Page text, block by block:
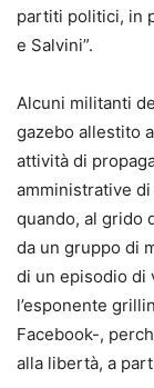
partiti politici, in
e Salvini”.
Alcuni militanti
gazebo allestito
attività di
amministrative
quando, al grido
da un gruppo di
di un episodio di
l’esponente
Facebook-,
alla libertà, a